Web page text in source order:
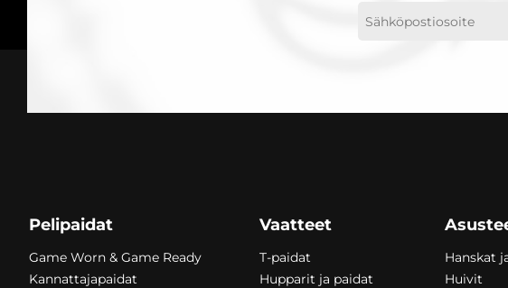
Pelipaidat
Game Worn & Game Ready
Kannattajapaidat
Vaatteet
T-paidat
Hupparit ja paidat
Hanskat
Huivit